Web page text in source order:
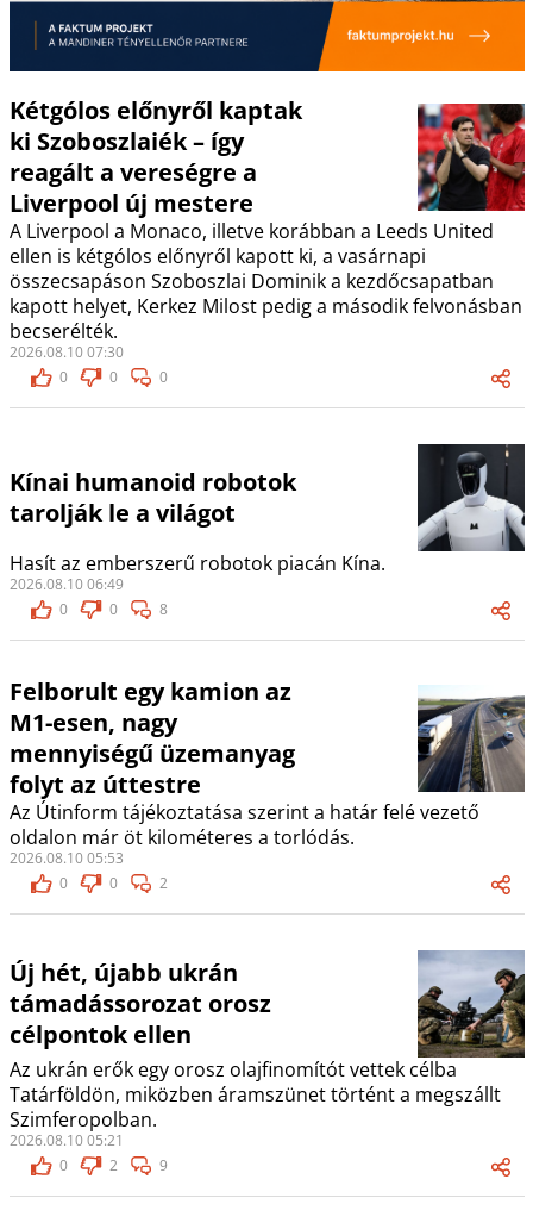
Kétgólos előnyről kaptak
ki Szoboszlaiék – így
reagált a vereségre a
Liverpool új mestere
A Liverpool a Monaco, illetve korábban a Leeds United
ellen is kétgólos előnyről kapott ki, a vasárnapi
összecsapáson Szoboszlai Dominik a kezdőcsapatban
kapott helyet, Kerkez Milost pedig a második felvonásban
becserélték.
2026.08.10 07:30
0
0 0
Kínai humanoid robotok
tarolják le a világot
Hasít az emberszerű robotok piacán Kína.
2026.08.10 06:49
0
0 8
Felborult egy kamion az
M1-esen, nagy
mennyiségű üzemanyag
folyt az úttestre
Az Útinform tájékoztatása szerint a határ felé vezető
oldalon már öt kilométeres a torlódás.
2026.08.10 05:53
0
0 2
Új hét, újabb ukrán
támadássorozat orosz
célpontok ellen
Az ukrán erők egy orosz olajfinomítót vettek célba
Tatárföldön, miközben áramszünet történt a megszállt
Szimferopolban.
2026.08.10 05:21
0
2 9